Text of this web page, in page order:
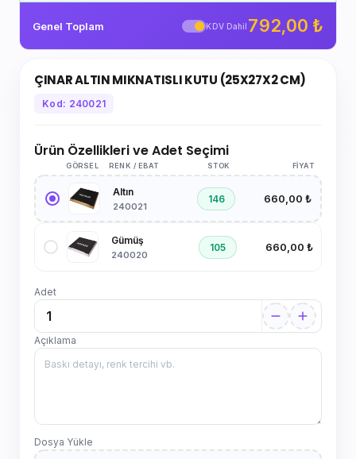
Genel Toplam KDV Dahil 792,00 ₺
ÇINAR ALTIN MIKNATISLI KUTU (25X27X2 CM)
Kod: 240021
Ürün Özellikleri ve Adet Seçimi
GÖRSEL RENK / EBAT STOK FIYAT
Altın
240021
146 660,00 ₺
Gümüş
240020
105 660,00 ₺
Adet
Açıklama
Dosya Yükle